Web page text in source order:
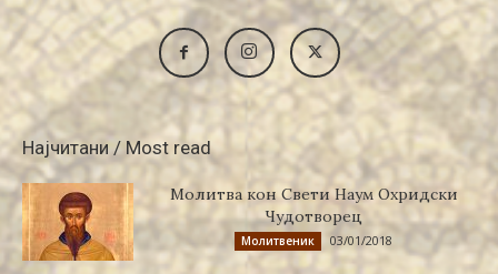
Најчитани / Most read
Молитва кон Свети Наум Охридски
Чудотворец
Молитвеник 03/01/2018